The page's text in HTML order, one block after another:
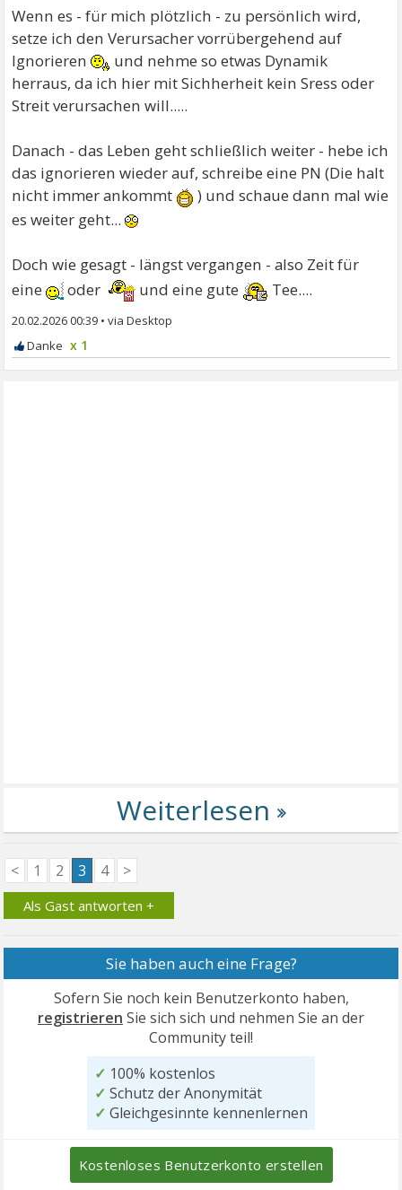
Wenn es - für mich plötzlich - zu persönlich wird,
setze ich den Verursacher vorrübergehend auf
Ignorieren
und nehme so etwas Dynamik
herraus, da ich hier mit Sichherheit kein Sress oder
Streit verursachen will.....
Danach - das Leben geht schließlich weiter - hebe ich
das ignorieren wieder auf, schreibe eine PN (Die halt
nicht immer ankommt
) und schaue dann mal wie
es weiter geht...
Doch wie gesagt - längst vergangen - also Zeit für
eine
oder und eine gute Tee....
20.02.2026 00:39 •
x 1
< 1 2 3 4 >
Als Gast antworten +
Sie haben auch eine Frage?
Sofern Sie noch kein Benutzerkonto haben,
registrieren Sie sich sich und nehmen Sie an der
Community teil!
✓ 100% kostenlos
✓ Schutz der Anonymität
✓ Gleichgesinnte kennenlernen
Kostenloses Benutzerkonto erstellen